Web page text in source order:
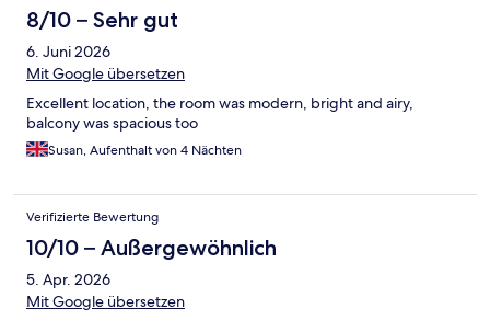
8/10 – Sehr gut
6. Juni 2026
Mit Google übersetzen
Excellent location, the room was modern, bright and airy,
balcony was spacious too
Susan, Aufenthalt von 4 Nächten
Verifizierte Bewertung
10/10 – Außergewöhnlich
5. Apr. 2026
Mit Google übersetzen